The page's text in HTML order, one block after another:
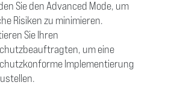
Sie den Advanced Mode, um
Risiken zu minimieren.
Sie Ihren
um eine
Implementierung